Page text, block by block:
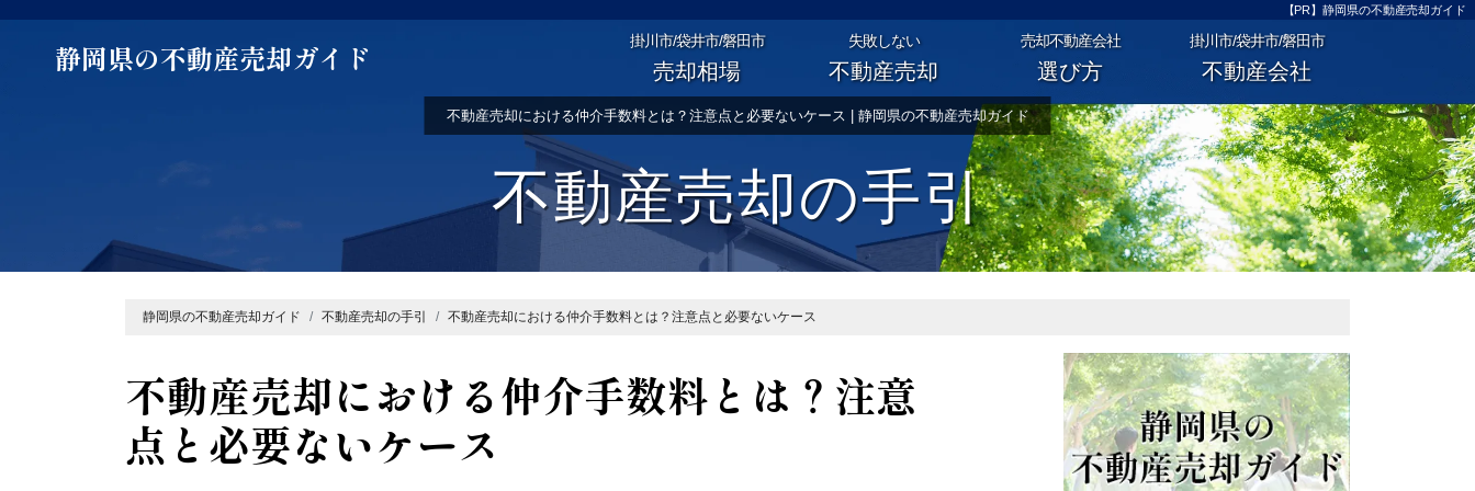
【PR】静岡県の不動産売却ガイド
静岡県の不動産売却ガイド 掛川市/袋井市/磐田市
売却相場
失敗しない
不動産売却
売却不動産会社
選び方
掛川市/袋井市/磐田市
不動産会社
不動産売却における仲介手数料とは？注意点と必要ないケース | 静岡県の不動産売却ガイド
不動産売却の手引
静岡県の不動産売却ガイド 不動産売却の手引 不動産売却における仲介手数料とは？注意点と必要ないケース
不動産売却における仲介手数料とは？注意
点と必要ないケース